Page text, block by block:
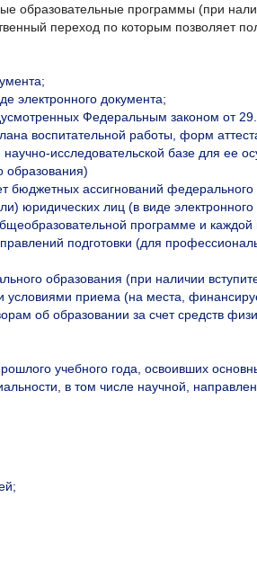
программы (при
переход по которым позволяет
электронного документа;
Федеральным законом от
воспитательной работы, форм
исследовательской базе для ее
образования)
ассигнований
юридических лиц (в виде электронного
программе и каждой
подготовки (для
образования (при наличии
приема (на места,
об образовании за счет средств
учебного года, освоивших
в том числе научной,